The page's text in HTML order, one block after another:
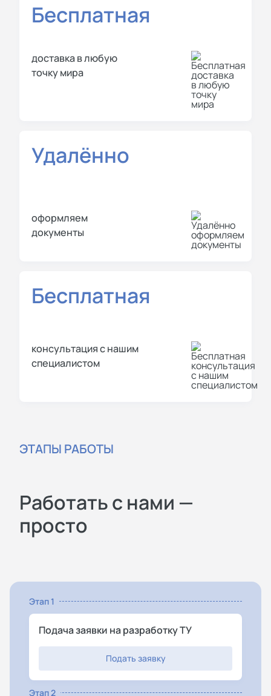
Бесплатная
доставка в любую
точку мира
Удалённо
оформляем
документы
Бесплатная
консультация с нашим
специалистом
ЭТАПЫ РАБОТЫ
Работать с нами —
просто
Этап 1
Подача заявки на разработку ТУ
Подать заявку
Этап 2